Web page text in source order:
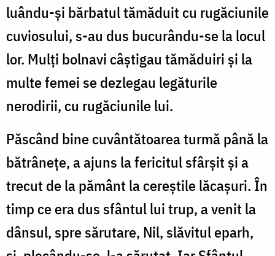
luându-și bărbatul tămăduit cu rugăciunile
cuviosului, s-au dus bucurându-se la locul
lor. Mulți bolnavi câștigau tămăduiri și la
multe femei se dezlegau legăturile
nerodirii, cu rugăciunile lui.
Păscând bine cuvântătoarea turmă până la
bătrânețe, a ajuns la fericitul sfârșit și a
trecut de la pământ la cereștile lăcașuri. În
timp ce era dus sfântul lui trup, a venit la
dânsul, spre sărutare, Nil, slăvitul eparh,